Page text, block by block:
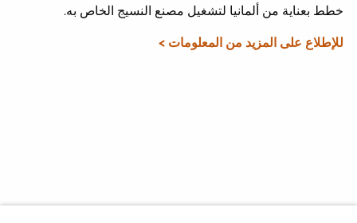
خطط بعناية من ألمانيا لتشغيل مصنع النسيج الخاص به.
للإطلاع على المزيد من المعلومات >